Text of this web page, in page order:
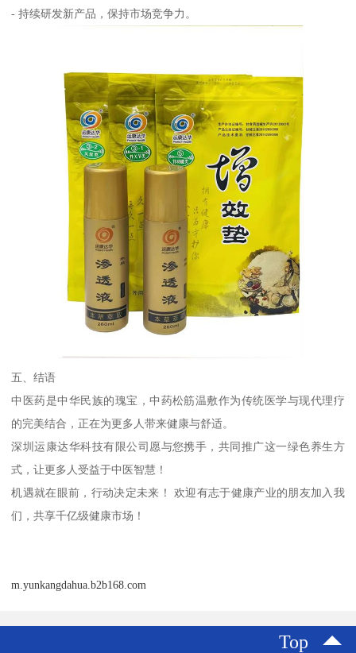
- 持续研发新产品，保持市场竞争力。
五、结语
中医药是中华民族的瑰宝，中药松筋温敷作为传统医学与现代理疗
的完美结合，正在为更多人带来健康与舒适。
深圳运康达华科技有限公司愿与您携手，共同推广这一绿色养生方
式，让更多人受益于中医智慧！
机遇就在眼前，行动决定未来！ 欢迎有志于健康产业的朋友加入我
们，共享千亿级健康市场！
m.yunkangdahua.b2b168.com
Top